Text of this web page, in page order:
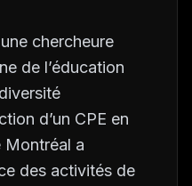
chercheure
de l’éducation
d’un CPE en
Montréal a
des activités de